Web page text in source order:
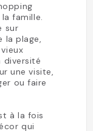
famille.
sur
la plage,
diversité
une visite,
ou faire
à la fois
qui